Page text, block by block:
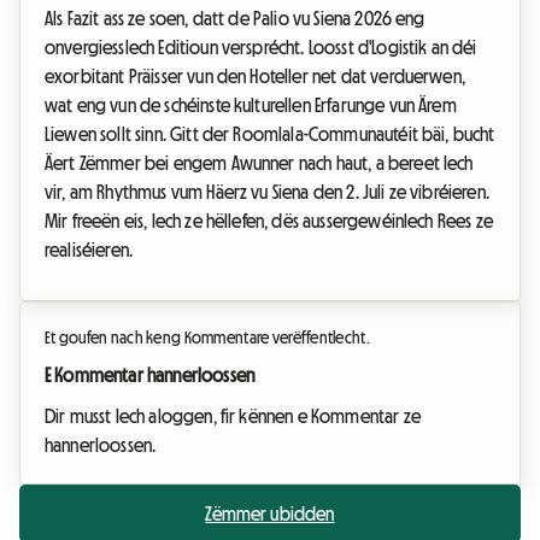
Als Fazit ass ze soen, datt de Palio vu Siena 2026 eng
onvergiesslech Editioun versprécht. Loosst d'Logistik an déi
exorbitant Präisser vun den Hoteller net dat verduerwen,
wat eng vun de schéinste kulturellen Erfarunge vun Ärem
Liewen sollt sinn. Gitt der Roomlala-Communautéit bäi, bucht
Äert Zëmmer bei engem Awunner nach haut, a bereet Iech
vir, am Rhythmus vum Häerz vu Siena den 2. Juli ze vibréieren.
Mir freeën eis, Iech ze hëllefen, dës aussergewéinlech Rees ze
realiséieren.
Et goufen nach keng Kommentare verëffentlecht.
E Kommentar hannerloossen
Dir musst Iech aloggen, fir kënnen e Kommentar ze
hannerloossen.
Zëmmer ubidden